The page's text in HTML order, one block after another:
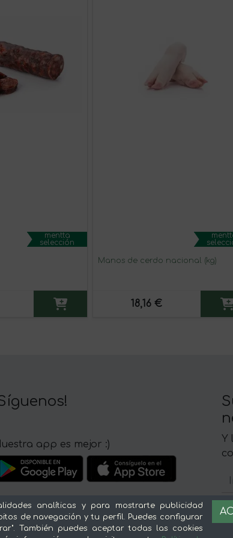
mentta
selección
Manos de cerdo nacional (kg)
18,16 €
app es mejor :)
Y
analíticas y para mostrarte publicidad
de navegación y tu perfil. Puedes configurar
También puedes aceptar todas las cookies